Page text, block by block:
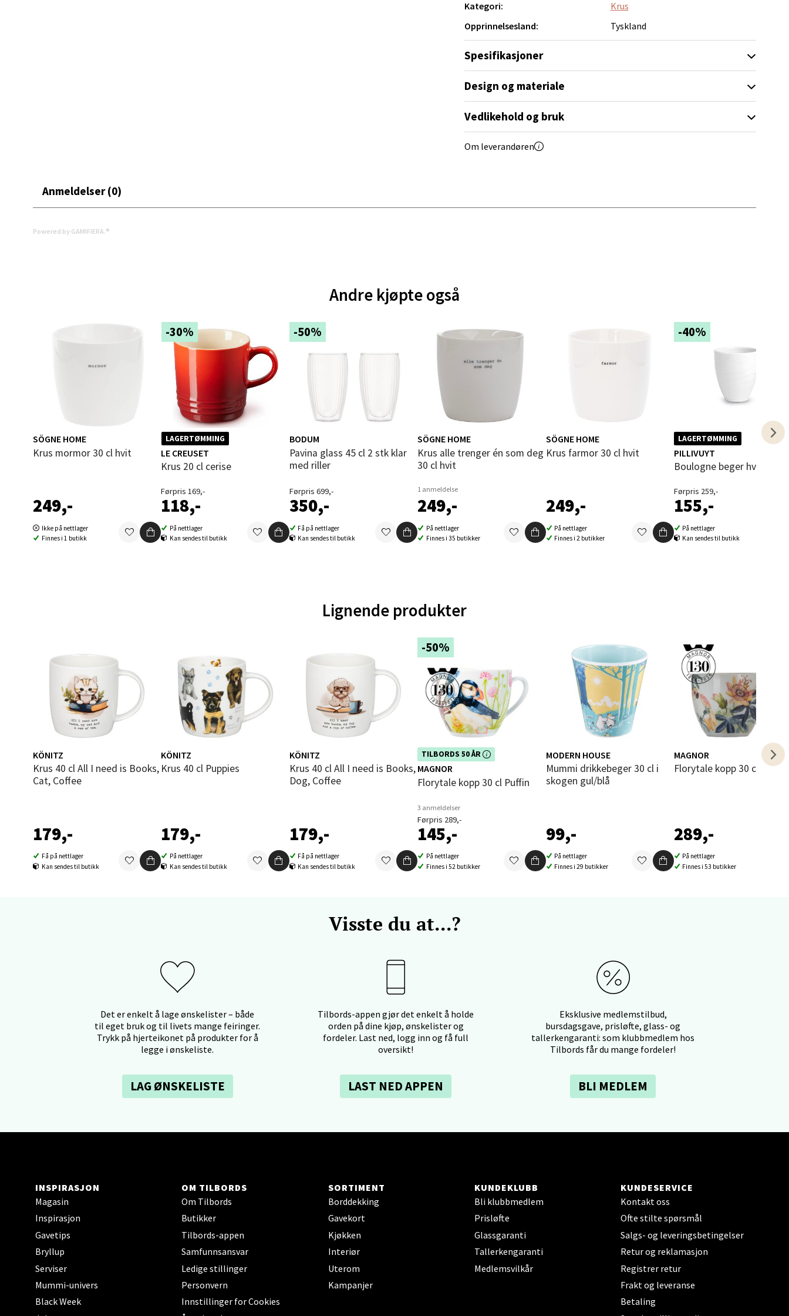
Kategori:
Krus
Opprinnelsesland:
Tyskland
Spesifikasjoner
Design og materiale
Vedlikehold og bruk
Om leverandøren
Anmeldelser (0)
Powered by GAMIFIERA.®
Andre kjøpte også
SÖGNE HOME
Krus mormor 30 cl hvit
249,-
Ikke på nettlager
Finnes i 1 butikk
-30%
LAGERTØMMING
LE CREUSET
Krus 20 cl cerise
Førpris 169,-
118,-
På nettlager
Kan sendes til butikk
-50%
BODUM
Pavina glass 45 cl 2 stk klar
med riller
Førpris 699,-
350,-
Få på nettlager
Kan sendes til butikk
SÖGNE HOME
Krus alle trenger én som deg
30 cl hvit
1 anmeldelse
249,-
På nettlager
Finnes i 35 butikker
SÖGNE HOME
Krus farmor 30 cl hvit
249,-
På nettlager
Finnes i 2 butikker
-40%
LAGERTØMMING
PILLIVUYT
Boulogne beger hvit 37 cl
Førpris 259,-
155,-
På nettlager
Kan sendes til butikk
Lignende produkter
KÖNITZ
Krus 40 cl All I need is Books,
Cat, Coffee
179,-
Få på nettlager
Kan sendes til butikk
KÖNITZ
Krus 40 cl Puppies
179,-
På nettlager
Kan sendes til butikk
KÖNITZ
Krus 40 cl All I need is Books,
Dog, Coffee
179,-
Få på nettlager
Kan sendes til butikk
-50%
TILBORDS 50 ÅR
Dette produktet er inkludert i vår
kampanje. Benytt deg av rabatten i
dag!
MAGNOR
Florytale kopp 30 cl Puffin
3 anmeldelser
Førpris 289,-
145,-
På nettlager
Finnes i 52 butikker
MODERN HOUSE
Mummi drikkebeger 30 cl i
skogen gul/blå
99,-
På nettlager
Finnes i 29 butikker
MAGNOR
Florytale kopp 30 cl
289,-
På nettlager
Finnes i 53 butikker
Visste du at...?
Det er enkelt å lage ønskelister – både
til eget bruk og til livets mange feiringer.
Trykk på hjerteikonet på produkter for å
legge i ønskeliste.
LAG ØNSKELISTE
Tilbords-appen gjør det enkelt å holde
orden på dine kjøp, ønskelister og
fordeler. Last ned, logg inn og få full
oversikt!
LAST NED APPEN
Eksklusive medlemstilbud,
bursdagsgave, prisløfte, glass- og
tallerkengaranti: som klubbmedlem hos
Tilbords får du mange fordeler!
BLI MEDLEM
INSPIRASJON
Magasin
Inspirasjon
Gavetips
Bryllup
Serviser
Mummi-univers
Black Week
OM TILBORDS
Om Tilbords
Butikker
Tilbords-appen
Samfunnsansvar
Ledige stillinger
Personvern
Innstillinger for Cookies
SORTIMENT
Borddekking
Gavekort
Kjøkken
Interiør
Uterom
Kampanjer
KUNDEKLUBB
Bli klubbmedlem
Prisløfte
Glassgaranti
Tallerkengaranti
Medlemsvilkår
KUNDESERVICE
Kontakt oss
Ofte stilte spørsmål
Salgs- og leveringsbetingelser
Retur og reklamasjon
Registrer retur
Frakt og leveranse
Betaling
Langelandsvegen 25, 6010 Ålesund
Molde - Moldetorget
Torget 1, 6413 Molde
Åpent i dag 10-20
Narvik - Thon Senter Malmporten
Bolagsgata 1, 8514 Narvik
Åpent i dag 10-20
0 i butikk
Velg
Folke Bernadottes vei 52, 5147 Fyllingsdalen
Oppdal - Aunasenteret
Aunasenteret, Sunndalsvegen 3, 7340 Oppdal
Åpent i dag 10-19
Orkanger - Thon Senter Orkanger
Thon Senter Orkanger, Orkdalsveien 113, 7300 Orkanger
Åpent i dag 09-20
0 i butikk
Velg
Bergen - Thon Senter Sartor
Sartorvegen 12, 5353 Straume
Ski - Thon Senter Ski
Ski Storsenter, Jernbanesvingen 6, 1400 Ski
Åpent i dag 10-21